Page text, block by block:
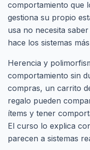
comportamiento que
gestiona su propio
usa no necesita
hace los sistemas
Herencia y
comportamiento sin
compras, un carrito
regalo pueden
ítems y tener
El curso lo explica
parecen a sistemas